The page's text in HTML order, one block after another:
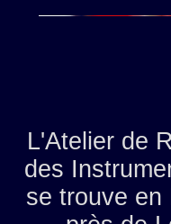
L'Atelier de
des
se trouve en